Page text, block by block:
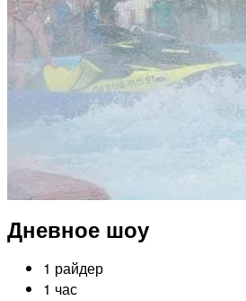
Дневное шоу
1 райдер
1 час